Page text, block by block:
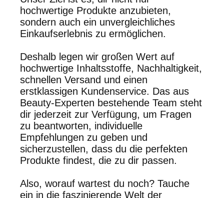
hochwertige Produkte anzubieten,
sondern auch ein unvergleichliches
Einkaufserlebnis zu ermöglichen.
Deshalb legen wir großen Wert auf
hochwertige Inhaltsstoffe, Nachhaltigkeit,
schnellen Versand und einen
erstklassigen Kundenservice. Das aus
Beauty-Experten bestehende Team steht
dir jederzeit zur Verfügung, um Fragen
zu beantworten, individuelle
Empfehlungen zu geben und
sicherzustellen, dass du die perfekten
Produkte findest, die zu dir passen.
Also, worauf wartest du noch? Tauche
ein in die faszinierende Welt der